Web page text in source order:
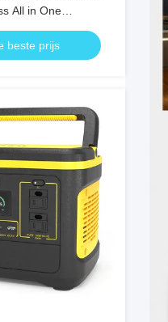
All in One
Battery Include
Storage System
beste prijs